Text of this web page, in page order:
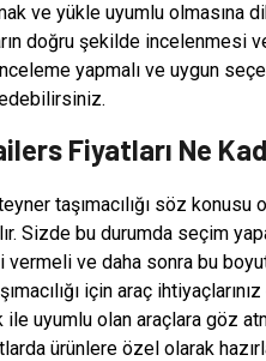
ve yükle uyumlu olmasına
doğru şekilde incelenmesi
yapmalı ve uygun
Fiyatları Ne
taşımacılığı söz
Sizde bu durumda seçim
ve daha sonra bu
için araç
uyumlu olan araçlara göz
ürünlere özel olarak